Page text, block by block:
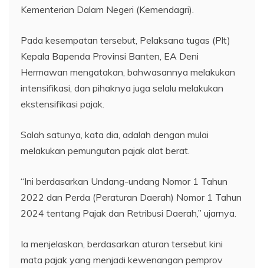
Kementerian Dalam Negeri (Kemendagri).
Pada kesempatan tersebut, Pelaksana tugas (Plt)
Kepala Bapenda Provinsi Banten, EA Deni
Hermawan mengatakan, bahwasannya melakukan
intensifikasi, dan pihaknya juga selalu melakukan
ekstensifikasi pajak.
Salah satunya, kata dia, adalah dengan mulai
melakukan pemungutan pajak alat berat.
“Ini berdasarkan Undang-undang Nomor 1 Tahun
2022 dan Perda (Peraturan Daerah) Nomor 1 Tahun
2024 tentang Pajak dan Retribusi Daerah,” ujarnya.
Ia menjelaskan, berdasarkan aturan tersebut kini
mata pajak yang menjadi kewenangan pemprov